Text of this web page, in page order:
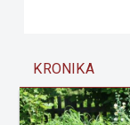
KRONIKA